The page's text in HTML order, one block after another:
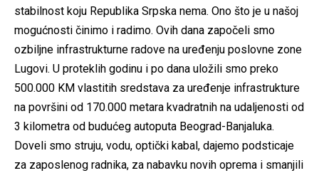
stabilnost koju Republika Srpska nema. Ono što je u našoj
mogućnosti činimo i radimo. Ovih dana započeli smo
ozbiljne infrastrukturne radove na uređenju poslovne zone
Lugovi. U proteklih godinu i po dana uložili smo preko
500.000 KM vlastitih sredstava za uređenje infrastrukture
na površini od 170.000 metara kvadratnih na udaljenosti od
3 kilometra od budućeg autoputa Beograd-Banjaluka.
Doveli smo struju, vodu, optički kabal, dajemo podsticaje
za zaposlenog radnika, za nabavku novih oprema i smanjili